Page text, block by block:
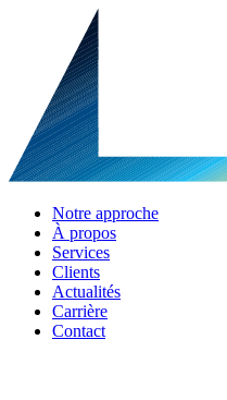
Notre approche
À propos
Services
Clients
Actualités
Carrière
Contact